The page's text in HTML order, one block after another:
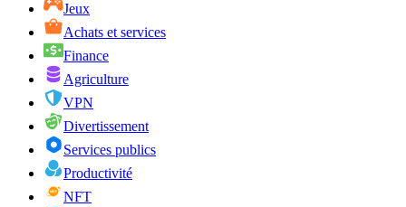
Jeux
Achats et services
Finance
Agriculture
VPN
Divertissement
Services publics
Productivité
NFT